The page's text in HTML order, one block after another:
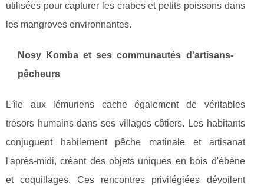
utilisées pour capturer les crabes et petits poissons dans
les mangroves environnantes.
Nosy Komba et ses communautés d'artisans-
pêcheurs
L'île aux lémuriens cache également de véritables
trésors humains dans ses villages côtiers. Les habitants
conjuguent habilement pêche matinale et artisanat
l'après-midi, créant des objets uniques en bois d'ébène
et coquillages. Ces rencontres privilégiées dévoilent